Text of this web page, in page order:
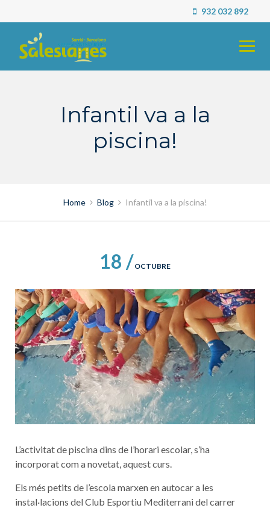
to
932 032 892
Infantil va a la
piscina!
Home Blog Infantil va a la piscina!
18 / OCTUBRE
L’activitat de piscina dins de l’horari escolar, s’ha
incorporat com a novetat, aquest curs.
Els més petits de l’escola marxen en autocar a les
instal·lacions del Club Esportiu Mediterrani del carrer